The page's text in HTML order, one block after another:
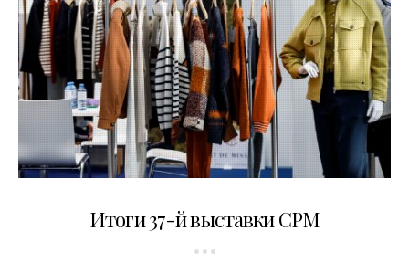
Итоги 37-й выставки СРМ